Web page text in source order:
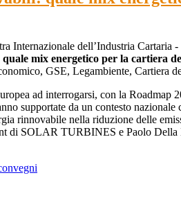
Internazionale dell’Industria
mix energetico per la cartiera
GSE, Legambiente, Cartiera
ad interrogarsi, con la
supportate da un contesto
rinnovabile nella riduzione delle
di SOLAR TURBINES e Paolo